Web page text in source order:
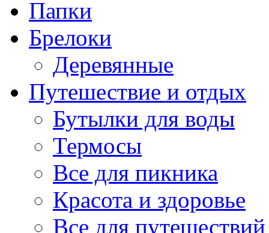
Папки
Брелоки
Деревянные
Путешествие и отдых
Бутылки для воды
Термосы
Все для пикника
Красота и здоровье
Все для путешествий